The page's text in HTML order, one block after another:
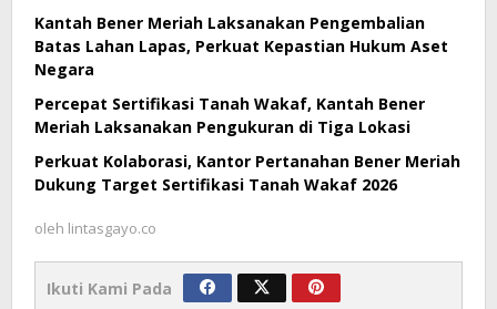
Kantah Bener Meriah Laksanakan Pengembalian
Batas Lahan Lapas, Perkuat Kepastian Hukum Aset
Negara
Percepat Sertifikasi Tanah Wakaf, Kantah Bener
Meriah Laksanakan Pengukuran di Tiga Lokasi
Perkuat Kolaborasi, Kantor Pertanahan Bener Meriah
Dukung Target Sertifikasi Tanah Wakaf 2026
oleh lintasgayo.co
Ikuti Kami Pada